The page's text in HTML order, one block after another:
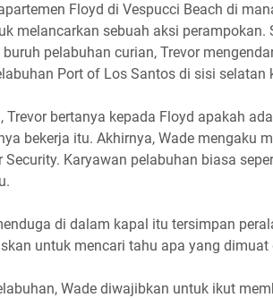
Floyd di Vespucci Beach di
melancarkan sebuah aksi perampokan.
pelabuhan curian, Trevor
Port of Los Santos di sisi selatan
Trevor bertanya kepada Floyd apakah
bekerja itu. Akhirnya, Wade mengaku
Security. Karyawan pelabuhan biasa
di dalam kapal itu tersimpan
untuk mencari tahu apa yang dimuat
Wade diwajibkan untuk ikut